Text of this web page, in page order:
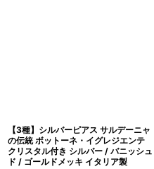
【3種】シルバーピアス サルデーニャ
の伝統 ボットーネ・イグレジエンテ
クリスタル付き シルバー / バニッシュ
ド / ゴールドメッキ イタリア製